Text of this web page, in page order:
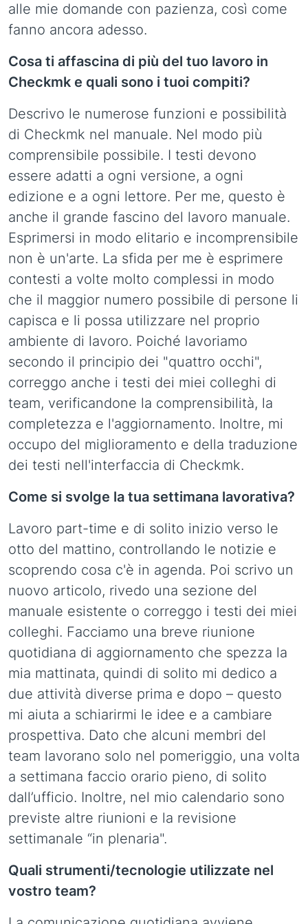
alle mie domande con pazienza, così come
fanno ancora adesso.
Cosa ti affascina di più del tuo lavoro in
Checkmk e quali sono i tuoi compiti?
Descrivo le numerose funzioni e possibilità
di Checkmk nel manuale. Nel modo più
comprensibile possibile. I testi devono
essere adatti a ogni versione, a ogni
edizione e a ogni lettore. Per me, questo è
anche il grande fascino del lavoro manuale.
Esprimersi in modo elitario e incomprensibile
non è un'arte. La sfida per me è esprimere
contesti a volte molto complessi in modo
che il maggior numero possibile di persone li
capisca e li possa utilizzare nel proprio
ambiente di lavoro. Poiché lavoriamo
secondo il principio dei "quattro occhi",
correggo anche i testi dei miei colleghi di
team, verificandone la comprensibilità, la
completezza e l'aggiornamento. Inoltre, mi
occupo del miglioramento e della traduzione
dei testi nell'interfaccia di Checkmk.
Come si svolge la tua settimana lavorativa?
Lavoro part-time e di solito inizio verso le
otto del mattino, controllando le notizie e
scoprendo cosa c'è in agenda. Poi scrivo un
nuovo articolo, rivedo una sezione del
manuale esistente o correggo i testi dei miei
colleghi. Facciamo una breve riunione
quotidiana di aggiornamento che spezza la
mia mattinata, quindi di solito mi dedico a
due attività diverse prima e dopo – questo
mi aiuta a schiarirmi le idee e a cambiare
prospettiva. Dato che alcuni membri del
team lavorano solo nel pomeriggio, una volta
a settimana faccio orario pieno, di solito
dall’ufficio. Inoltre, nel mio calendario sono
previste altre riunioni e la revisione
settimanale “in plenaria".
Quali strumenti/tecnologie utilizzate nel
vostro team?